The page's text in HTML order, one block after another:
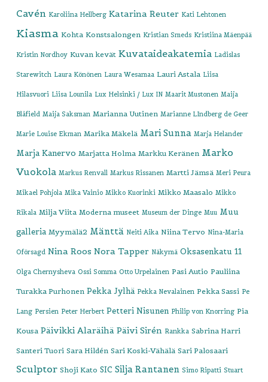
Cavén Karoliina Hellberg Katarina Reuter Kati Lehtonen
Kiasma Kohta Konstsalongen Kristian Smeds Kristiina Mäenpää
Kristin Nordhoy Kuvan kevät Kuvataideakatemia Ladislas
Starewitch Laura Könönen Laura Wesamaa Lauri Astala Liisa
Hilasvuori Liisa Lounila Lux Helsinki / Lux IN Maarit Mustonen Maija
Blåfield Maija Saksman Marianna Uutinen Marianne LIndberg de Geer
Marie Louise Ekman Marika Mäkelä Mari Sunna Marja Helander
Marja Kanervo Marjatta Holma Markku Keränen Marko
Vuokola Markus Renvall Markus Rissanen Martti Jämsä Meri Peura
Mikael Pohjola Mika Vainio Mikko Kuorinki Mikko Maasalo Mikko
Rikala Milja Viita Moderna museet Museum der Dinge Muu Muu
galleria Myymälä2 Mänttä Neiti Aika Niina Tervo Nina-Maria
Oförsagd Nina Roos Nora Tapper Näkymä Oksasenkatu 11
Olga Chernysheva Ossi Somma Otto Urpelainen Pasi Autio Pauliina
Turakka Purhonen Pekka Jylhä Pekka Nevalainen Pekka Sassi Pe
Lang Persien Peter Herbert Petteri Nisunen Philip von Knorring Pia
Kousa Päivikki Alaräihä Päivi Sirén Rankka Sabrina Harri
Santeri Tuori Sara Hildén Sari Koski-Vähälä Sari Palosaari
Sculptor Shoji Kato SIC Silja Rantanen Simo Ripatti Stuart